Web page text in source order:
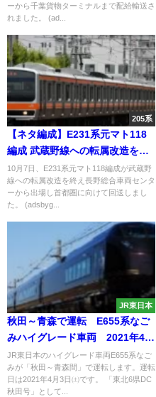
ーから千葉貨物ターミナルまで配給輸送さ
れました。 (ad...
205系
【ネタ編成】E231系元マト118
編成 武蔵野線への転属改造を終
えNN出場回送 E231系の転属は
これで見納め
10月7日、E231系元マト118編成が武蔵野
線への転属改造を終え長野総合車両センタ
ーから出場し首都圏に向けて回送しまし
た。 (adsbyg...
JR東日本
秋田～青森で運転 E655系なご
みハイグレード車両 2021年4月
3日㈯
JR東日本のハイグレード車両E655系なご
みが「秋田～青森間」で運転します。運転
日は2021年4月3日㈯です。 「東北6県DC
秋田号」として...